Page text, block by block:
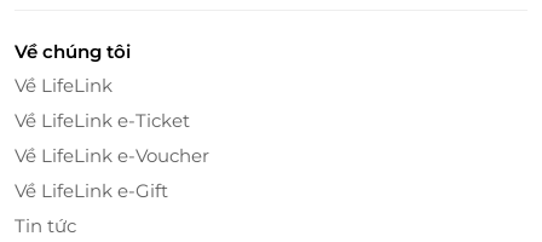
Về chúng tôi
Về LifeLink
Về LifeLink e-Ticket
Về LifeLink e-Voucher
Về LifeLink e-Gift
Tin tức